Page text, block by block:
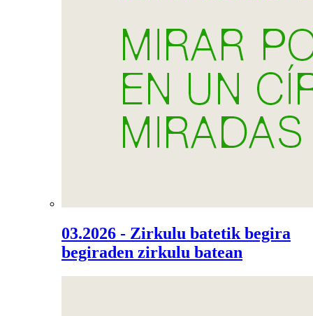
03.2026 - Zirkulu batetik begira
begiraden zirkulu batean